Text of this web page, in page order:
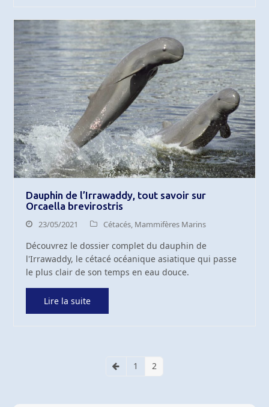
Dauphin de l’Irrawaddy, tout savoir sur
Orcaella brevirostris
23/05/2021 Cétacés Mammifères Marins
Découvrez le dossier complet du dauphin de
l'Irrawaddy, le cétacé océanique asiatique qui passe
le plus clair de son temps en eau douce.
Lire la suite
Précédent
Page
1 Page
2